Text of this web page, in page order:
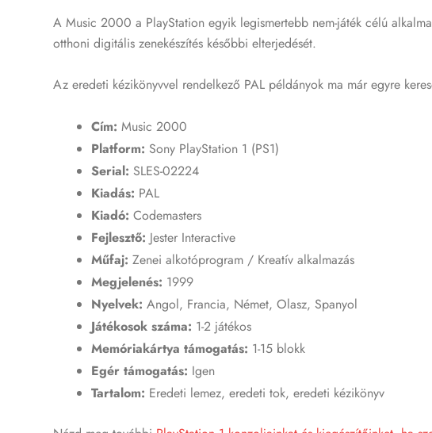
A Music 2000 a PlayStation egyik legismertebb nem-játék célú
otthoni digitális zenekészítés későbbi elterjedését.
Az eredeti kézikönyvvel rendelkező PAL példányok ma már egyre
Cím: Music 2000
Platform: Sony PlayStation 1 (PS1)
Serial: SLES-02224
Kiadás: PAL
Kiadó: Codemasters
Fejlesztő: Jester Interactive
Műfaj: Zenei alkotóprogram / Kreatív alkalmazás
Megjelenés: 1999
Nyelvek: Angol, Francia, Német, Olasz, Spanyol
Játékosok száma: 1-2 játékos
Memóriakártya támogatás: 1-15 blokk
Egér támogatás: Igen
Tartalom: Eredeti lemez, eredeti tok, eredeti kézikönyv